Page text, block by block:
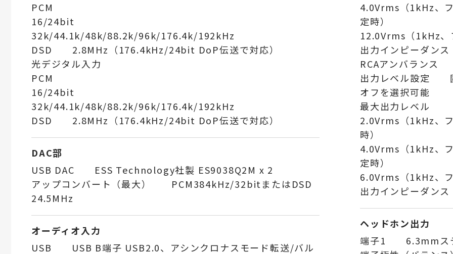
PCM
16/24bit
32k/44.1k/48k/88.2k/96k/176.4k/192kHz
DSD 2.8MHz（176.4kHz/24bit DoP伝送で対応）
光デジタル入力
PCM
16/24bit
32k/44.1k/48k/88.2k/96k/176.4k/192kHz
DSD 2.8MHz（176.4kHz/24bit DoP伝送で対応）
DAC部
USB DAC ESS Technology社製 ES9038Q2M x 2
アップコンバート（最大） PCM384kHz/32bitまたはDSD
24.5MHz
オーディオ入力
USB USB B端子 USB2.0、アシンクロナスモード転送/バル
4.0Vrms（1kHz、
定時）
12.0Vrms（1kHz
出力インピーダ
RCAアンバランス
出力レベル設定
オフを選択可能
最大出力レベル
2.0Vrms（1kHz、
時）
4.0Vrms（1kHz、
定時）
6.0Vrms（1kHz、
出力インピーダ
ヘッドホン出力
端子1 6.3mmステ